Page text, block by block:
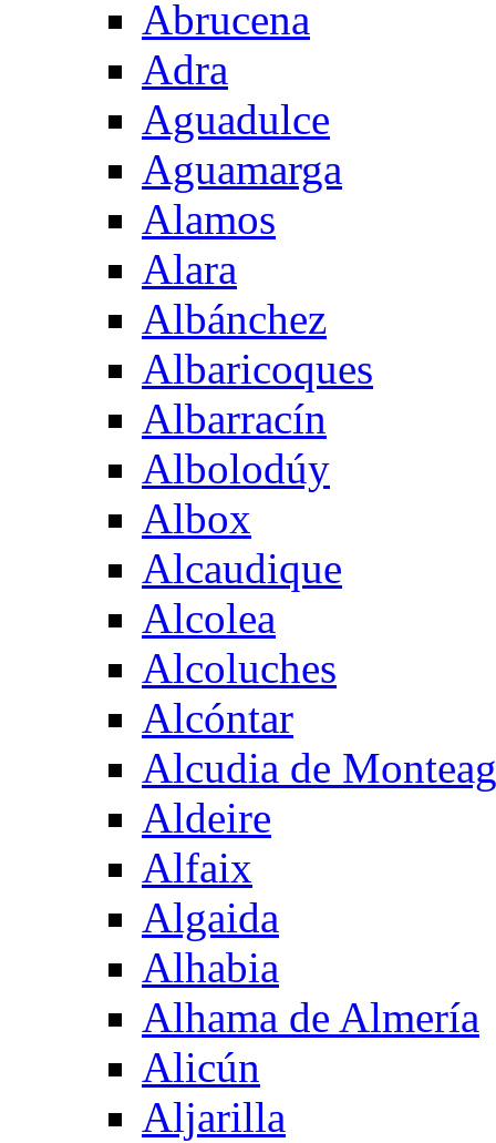
Abrucena
Adra
Aguadulce
Aguamarga
Alamos
Alara
Albánchez
Albaricoques
Albarracín
Albolodúy
Albox
Alcaudique
Alcolea
Alcoluches
Alcóntar
Alcudia de
Aldeire
Alfaix
Algaida
Alhabia
Alhama de Almería
Alicún
Aljarilla